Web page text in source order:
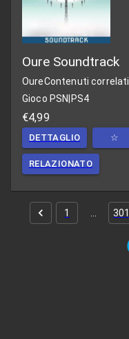
Oure Soundtrack
OureContenuti correlati
Gioco PSN|PS4
€4,99
DETTAGLIO ☆
RELAZIONATO
1 … 301